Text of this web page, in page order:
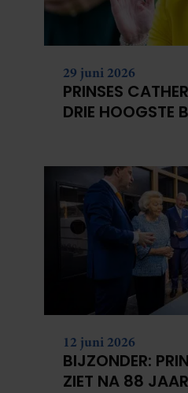
29 juni 2026
PRINSES
DRIE HOOGSTE
12 juni 2026
BIJZONDER:
ZIET NA 88